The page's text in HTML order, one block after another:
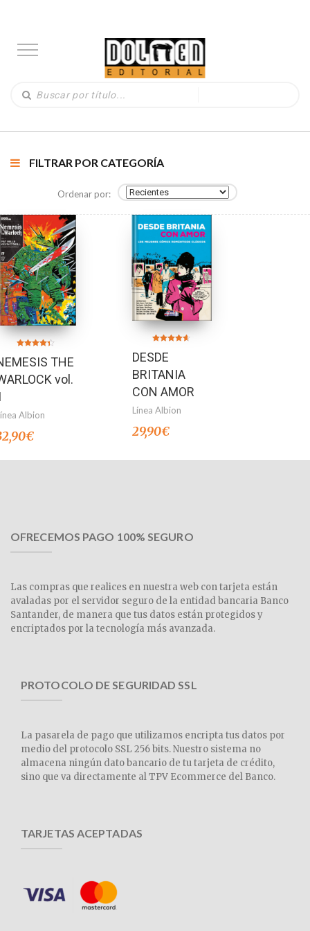
FILTRAR POR CATEGORÍA
Ordenar por:
4.33
de 5
THE
vol.
Albion
€
4.50
de 5
DESDE
BRITANIA
CON AMOR
Línea Albion
29,90€
OFRECEMOS PAGO 100% SEGURO
Las compras que realices en nuestra web con tarjeta están
avaladas por el servidor seguro de la entidad bancaria Banco
Santander, de manera que tus datos están protegidos y
encriptados por la tecnología más avanzada.
PROTOCOLO DE SEGURIDAD SSL
La pasarela de pago que utilizamos encripta tus datos por
medio del protocolo SSL 256 bits. Nuestro sistema no
almacena ningún dato bancario de tu tarjeta de crédito,
sino que va directamente al TPV Ecommerce del Banco.
TARJETAS ACEPTADAS